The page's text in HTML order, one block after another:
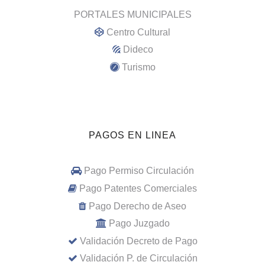
PORTALES MUNICIPALES
Centro Cultural
Dideco
Turismo
PAGOS EN LINEA
Pago Permiso Circulación
Pago Patentes Comerciales
Pago Derecho de Aseo
Pago Juzgado
Validación Decreto de Pago
Validación P. de Circulación